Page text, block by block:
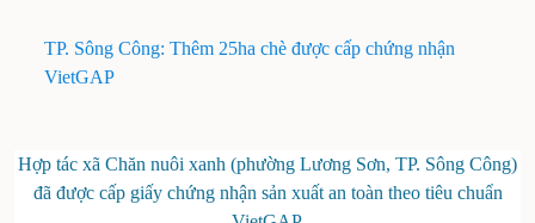
TP. Sông Công: Thêm 25ha chè được cấp chứng nhận
VietGAP
Hợp tác xã Chăn nuôi xanh (phường Lương Sơn, TP. Sông Công)
đã được cấp giấy chứng nhận sản xuất an toàn theo tiêu chuẩn